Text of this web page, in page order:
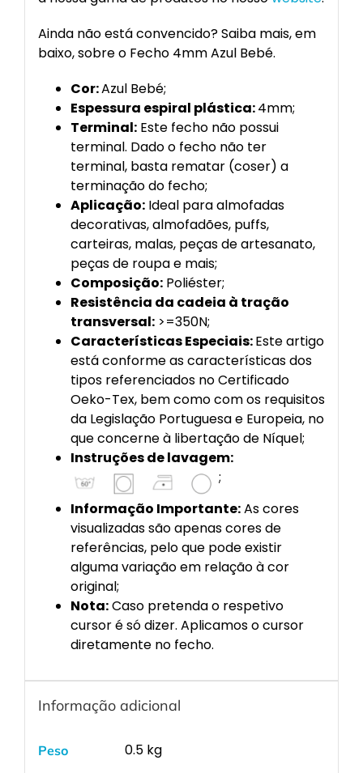
Ainda não está convencido? Saiba mais, em
baixo, sobre o Fecho 4mm Azul Bebé.
Cor:Azul Bebé;
Espessura espiral plástica:4mm;
Terminal:Este fecho não possui
terminal. Dado o fecho não ter
terminal, basta rematar (coser) a
terminação do fecho;
Aplicação:Ideal para almofadas
decorativas, almofadões, puffs,
carteiras, malas, peças de artesanato,
peças de roupa e mais;
Composição:Poliéster;
Resistência da cadeia à tração
transversal:>=350N;
Características Especiais:Este artigo
está conforme as características dos
tipos referenciados no Certificado
Oeko-Tex, bem como com os requisitos
da Legislação Portuguesa e Europeia, no
que concerne à libertação de Níquel;
Instruções de lavagem:
;
Informação Importante:As cores
visualizadas são apenas cores de
referências, pelo que pode existir
alguma variação em relação à cor
original;
Nota:Caso pretenda o respetivo
cursor é só dizer. Aplicamos o cursor
diretamente no fecho.
Informação adicional
Peso 0.5 kg